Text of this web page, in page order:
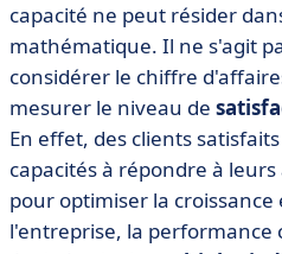
capacité ne peut résider
mathématique. Il ne s'agit
considérer le chiffre
mesurer le niveau de
En effet, des clients
capacités à répondre à
pour optimiser la
l'entreprise, la performance